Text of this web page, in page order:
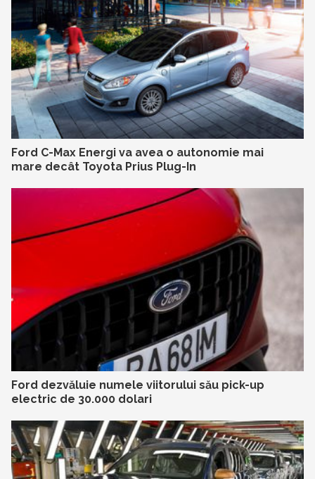
Ford C-Max Energi va avea o autonomie mai
mare decât Toyota Prius Plug-In
Ford dezvăluie numele viitorului său pick-up
electric de 30.000 dolari